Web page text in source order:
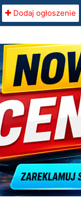
Dodaj ogłoszenie